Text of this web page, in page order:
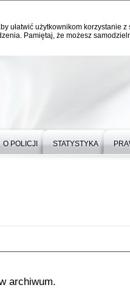
ułatwić użytkownikom korzystanie
Pamiętaj, że możesz
O POLICJI STATYSTYKA
archiwum.